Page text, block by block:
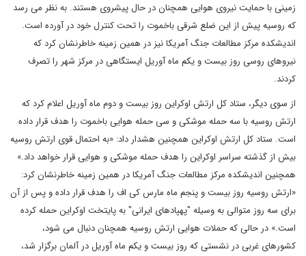
زمینی با حمایت نیروی هوایی همچنان در حال پیشروی هستند. به نظر می رسد
که روسیه پیش از این ضلع شرقی باخموت را تحت کنترل خود در آورده است.
اندیشکده مرکز مطالعات جنگ آمریکا نیز در همین زمینه خاطرنشان کرد که
نیروهای روسی روز بیست و یکم ماه آوریل ایستگاهی در مرکز شهر را تصرف
کردند.
از سوی دیگر، ستاد کل ارتش اوکراین روز بیست و دوم ماه آوریل اعلام کرد که
ارتش روسیه با سه حمله موشکی و سی حمله هوایی باخموت را هدف قرار داده
است. ستاد کل ارتش اوکراین همچنین هشدار داد: «به احتمال قوی ارتش روسیه
بیش از گذشته سراسر اوکراین را هدف حمله موشکی و هوایی قرار خواهد داد.»
همچنین اندیشکده مرکز مطالعات جنگ آمریکا در همین زمینه خاطرنشان کرد:
«ارتش روسیه روز بیست و پنجم ماه مارس کی اف را هدف قرار داده و پس از آن
برای سه روز متوالی به وسیله "پهپادهای ایرانی" به پایتخت اوکراین حمله کرده
است.» در حالی که حملات هوایی ارتش روسیه همچنان دنبال می شود،
کشورهای غربی در نشستی که روز بیست و یکم ماه آوریل در آلمان برگزار شد،